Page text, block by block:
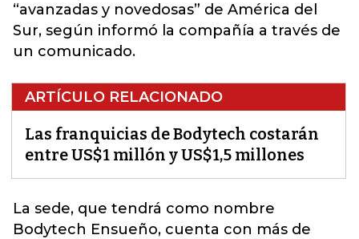
“avanzadas y novedosas” de América del
Sur, según informó la compañía a través de
un comunicado.
ARTÍCULO RELACIONADO
Las franquicias de Bodytech costarán
entre US$1 millón y US$1,5 millones
La sede, que tendrá como nombre
Bodytech Ensueño, cuenta con más de